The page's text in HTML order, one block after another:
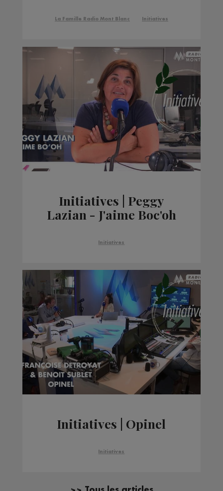
La Famille Radio Mont Blanc Initiatives
Initiatives | Peggy
Lazian - J'aime Boc'oh
Initiatives
Initiatives | Opinel
Initiatives